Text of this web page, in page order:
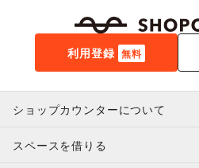
利用登録 無料
ショップカウンターについて
利用規約・ガイドライン
スペースを借りる